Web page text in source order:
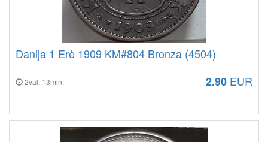
Danija 1 Erė 1909 KM#804 Bronza (4504)
2val. 13min. 2.90 EUR